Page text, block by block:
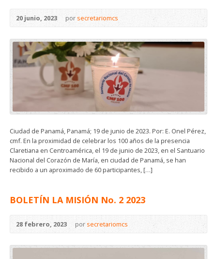
20 junio, 2023 porsecretariomcs
Ciudad de Panamá, Panamá; 19 de junio de 2023. Por: E. Onel Pérez,
cmf. En la proximidad de celebrar los 100 años de la presencia
Claretiana en Centroamérica, el 19 de junio de 2023, en el Santuario
Nacional del Corazón de María, en ciudad de Panamá, se han
recibido a un aproximado de 60 participantes, […]
BOLETÍN LA MISIÓN No. 2 2023
28 febrero, 2023 porsecretariomcs